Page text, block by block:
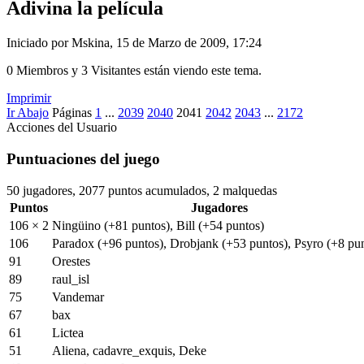
Adivina la película
Iniciado por Mskina, 15 de Marzo de 2009, 17:24
0 Miembros y 3 Visitantes están viendo este tema.
Imprimir
Ir Abajo Páginas 1 ... 2039 2040 2041 2042 2043 ... 2172
Acciones del Usuario
Puntuaciones del juego
50 jugadores, 2077 puntos acumulados, 2 malquedas
Puntos
Jugadores
106 × 2 Ningüino (+81 puntos), Bill (+54 puntos)
106
Paradox (+96 puntos), Drobjank (+53 puntos), Psyro (+8
91
Orestes
89
raul_isl
75
Vandemar
67
bax
61
Lictea
51
Aliena, cadavre_exquis, Deke